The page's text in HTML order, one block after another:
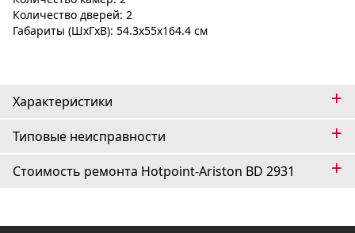
Количество дверей: 2
Габариты (ШxГxВ): 54.3x55x164.4 см
Характеристики +
Типовые неисправности +
Стоимость ремонта Hotpoint-Ariston BD 2931 +